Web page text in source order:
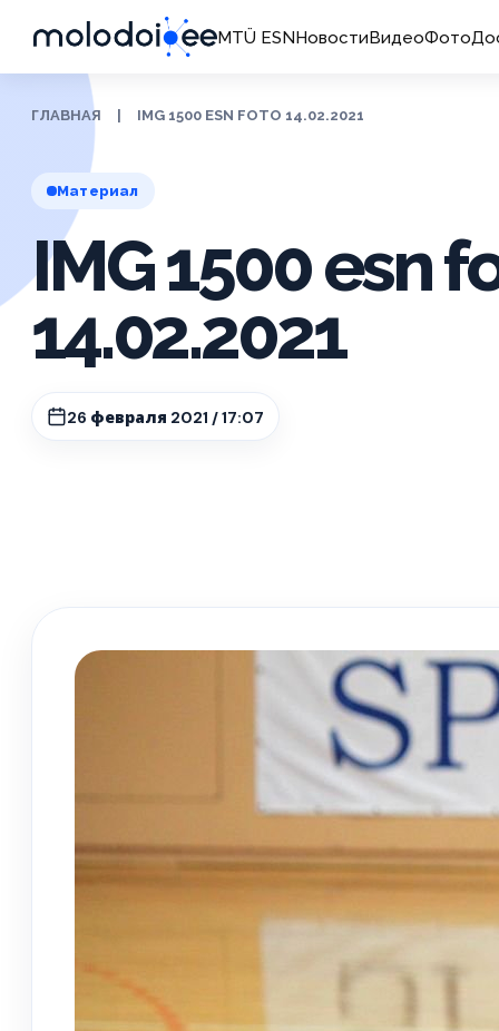
MTÜ ESNНовостиВидеоФото
ГЛАВНАЯ IMG 1500 ESN FOTO 14.02.2021
Материал
IMG 1500 esn
14.02.2021
26 февраля 2021 / 17:07